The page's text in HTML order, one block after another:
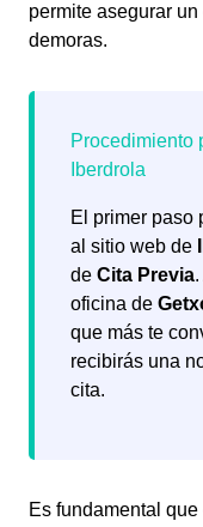
permite asegurar
demoras.
El primer paso
al sitio web de
de Cita Previa
oficina de
que más te
recibirás una
cita.
Es fundamental